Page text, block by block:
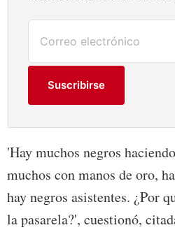
Suscribirse
'Hay muchos negros
muchos con manos de oro,
hay negros asistentes. ¿Por
la pasarela?', cuestionó,